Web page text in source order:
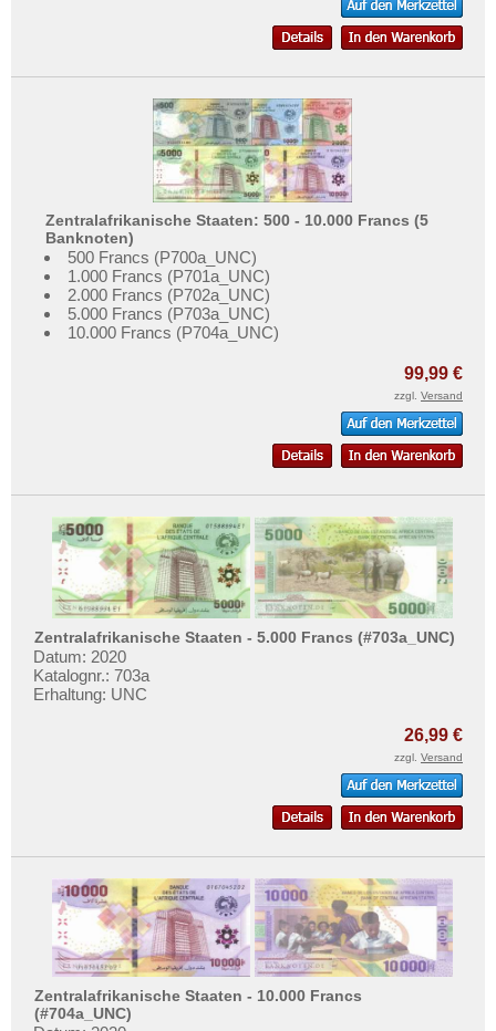
Zentralafrikanische Staaten: 500 - 10.000 Francs (5
Banknoten)
500 Francs (P700a_UNC)
1.000 Francs (P701a_UNC)
2.000 Francs (P702a_UNC)
5.000 Francs (P703a_UNC)
10.000 Francs (P704a_UNC)
99,99 €
zzgl. Versand
Zentralafrikanische Staaten - 5.000 Francs (#703a_UNC)
Datum: 2020
Katalognr.: 703a
Erhaltung: UNC
26,99 €
zzgl. Versand
Zentralafrikanische Staaten - 10.000 Francs
(#704a_UNC)